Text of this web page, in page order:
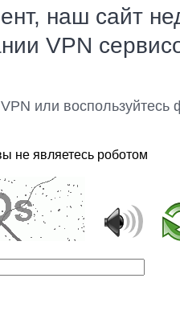
наш сайт
VPN
или
не являетесь роботом